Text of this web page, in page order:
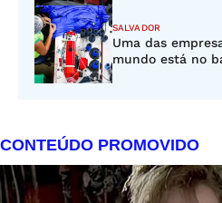
SALVADOR
Uma das
mundo está no